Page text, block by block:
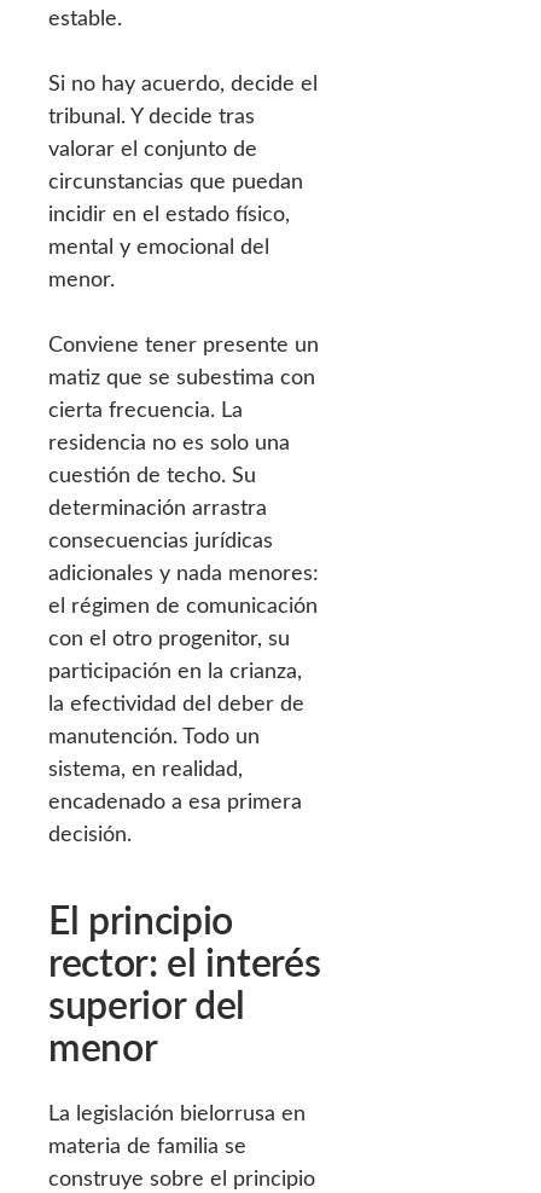
estable.
Si no hay acuerdo, decide el
tribunal. Y decide tras
valorar el conjunto de
circunstancias que puedan
incidir en el estado físico,
mental y emocional del
menor.
Conviene tener presente un
matiz que se subestima con
cierta frecuencia. La
residencia no es solo una
cuestión de techo. Su
determinación arrastra
consecuencias jurídicas
adicionales y nada menores:
el régimen de comunicación
con el otro progenitor, su
participación en la crianza,
la efectividad del deber de
manutención. Todo un
sistema, en realidad,
encadenado a esa primera
decisión.
El principio
rector: el interés
superior del
menor
La legislación bielorrusa en
materia de familia se
construye sobre el principio